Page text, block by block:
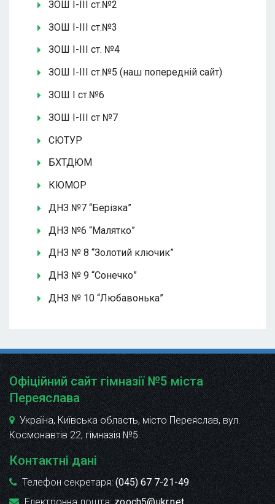
ЗОШ І-ІІІ ст.№2
ЗОШ І-ІІІ ст.№3
ЗОШ І-ІІІ ст. №4
ЗОШ І-ІІІ ст.№5 (наш попередній сайт)
ЗОШ І ст.№6
ЗОШ І-ІІІ ст №7
СЮТУР
БХТДЮМ
КЮМОР
ДНЗ №7 “Берізка”
ДНЗ №6 “Малятко”
ДНЗ № 8 “Золотий ключик”
ДНЗ № 9 “Сонечко”
ДНЗ № 10 “Любавонька”
Офіційний сайт гімназії №5 міста
Переяслава
Україна, Київська область, місто Переяслав, вул.
Космонавтів 22, гімназія №5
Контактні дані
Телефон секретаря:(045) 67 7-21-49